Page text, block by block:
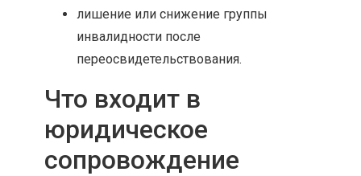
лишение или снижение группы
инвалидности после
переосвидетельствования.
Что входит в
юридическое
сопровождение